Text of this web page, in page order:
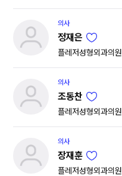
의사
정재은
플레저성형외과의원
의사
조동찬
플레저성형외과의원
의사
장재훈
플레저성형외과의원